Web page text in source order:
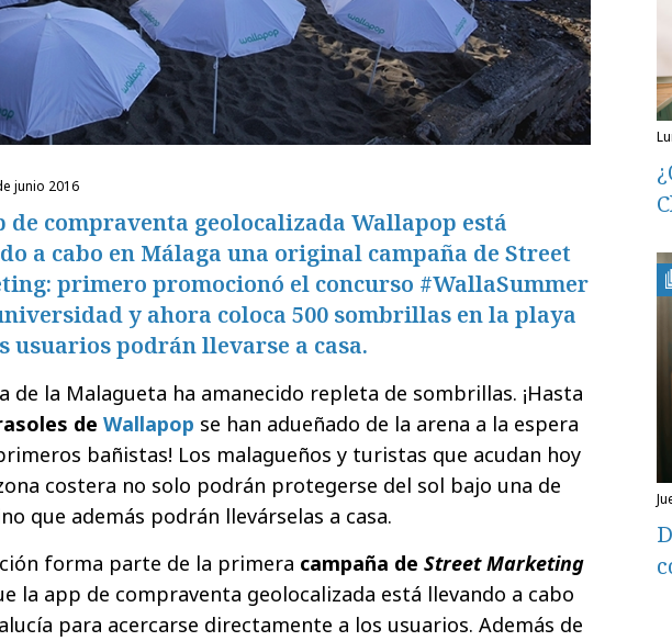
junio 2016
de compraventa geolocalizada Wallapop está
a cabo en Málaga una original campaña de Street
primero promocionó el concurso #WallaSummer
y ahora coloca 500 sombrillas en la playa
usuarios podrán llevarse a casa.
de la Malagueta ha amanecido repleta de sombrillas. ¡Hasta
de Wallapop se han adueñado de la arena a la espera
bañistas! Los malagueños y turistas que acudan hoy
costera no solo podrán protegerse del sol bajo una de
que además podrán llevárselas a casa.
forma parte de la primera campaña de Street Marketing
la app de compraventa geolocalizada está llevando a cabo
para acercarse directamente a los usuarios. Además de